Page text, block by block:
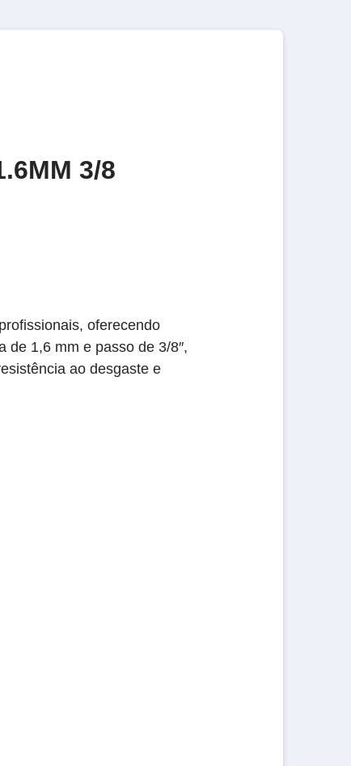
3/8
oferecendo
de 1,6 mm e passo de 3/8″,
ao desgaste e